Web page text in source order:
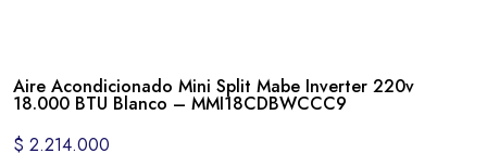
Aire Acondicionado Mini Split Mabe Inverter 220v
18.000 BTU Blanco – MMI18CDBWCCC9
$ 2.214.000